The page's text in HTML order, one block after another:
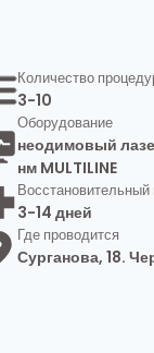
Количество
3-10
Оборудование
неодимовый
нм MULTILINE
Восстановительный
3-14 дней
Где проводится
Сурганова, 18.